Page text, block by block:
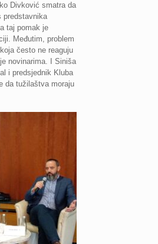
Divković smatra da
predstavnika
taj pomak je
Međutim, problem
često ne reaguju
novinarima. I Siniša
i predsjednik Kluba
da tužilaštva moraju